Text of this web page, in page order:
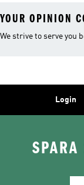
YOUR OPINION
We strive to serve you
Login